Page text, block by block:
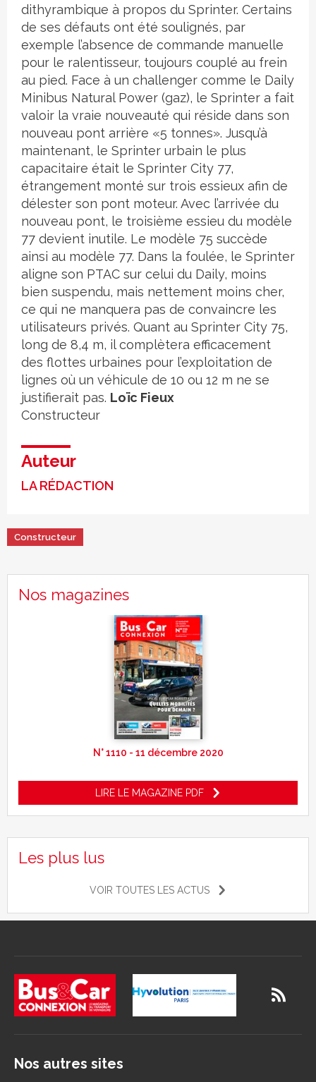
dithyrambique à propos du Sprinter. Certains
de ses défauts ont été soulignés, par
exemple l’absence de commande manuelle
pour le ralentisseur, toujours couplé au frein
au pied. Face à un challenger comme le Daily
Minibus Natural Power (gaz), le Sprinter a fait
valoir la vraie nouveauté qui réside dans son
nouveau pont arrière «5 tonnes». Jusqu’à
maintenant, le Sprinter urbain le plus
capacitaire était le Sprinter City 77,
étrangement monté sur trois essieux afin de
délester son pont moteur. Avec l’arrivée du
nouveau pont, le troisième essieu du modèle
77 devient inutile. Le modèle 75 succède
ainsi au modèle 77. Dans la foulée, le Sprinter
aligne son PTAC sur celui du Daily, moins
bien suspendu, mais nettement moins cher,
ce qui ne manquera pas de convaincre les
utilisateurs privés. Quant au Sprinter City 75,
long de 8,4 m, il complètera efficacement
des flottes urbaines pour l’exploitation de
lignes où un véhicule de 10 ou 12 m ne se
justifierait pas. Loïc Fieux
Constructeur
Auteur
LA RÉDACTION
Constructeur
Nos magazines
N° 1110 - 11 décembre 2020
LIRE LE MAGAZINE PDF
Les plus lus
VOIR TOUTES LES ACTUS
Nos autres sites